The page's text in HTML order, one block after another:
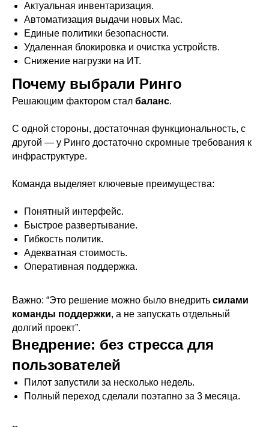
Актуальная инвентаризация.
Автоматизация выдачи новых Mac.
Единые политики безопасности.
Удаленная блокировка и очистка устройств.
Снижение нагрузки на ИТ.
Почему выбрали Ринго
Решающим фактором стал баланс.
С одной стороны, достаточная функциональность, с
другой — у Ринго достаточно скромные требования к
инфраструктуре.
Команда выделяет ключевые преимущества:
Понятный интерфейс.
Быстрое развертывание.
Гибкость политик.
Адекватная стоимость.
Оперативная поддержка.
Важно: “Это решение можно было внедрить силами
команды поддержки, а не запускать отдельный
долгий проект”.
Внедрение: без стресса для
пользователей
Пилот запустили за несколько недель.
Полный переход сделали поэтапно за 3 месяца.